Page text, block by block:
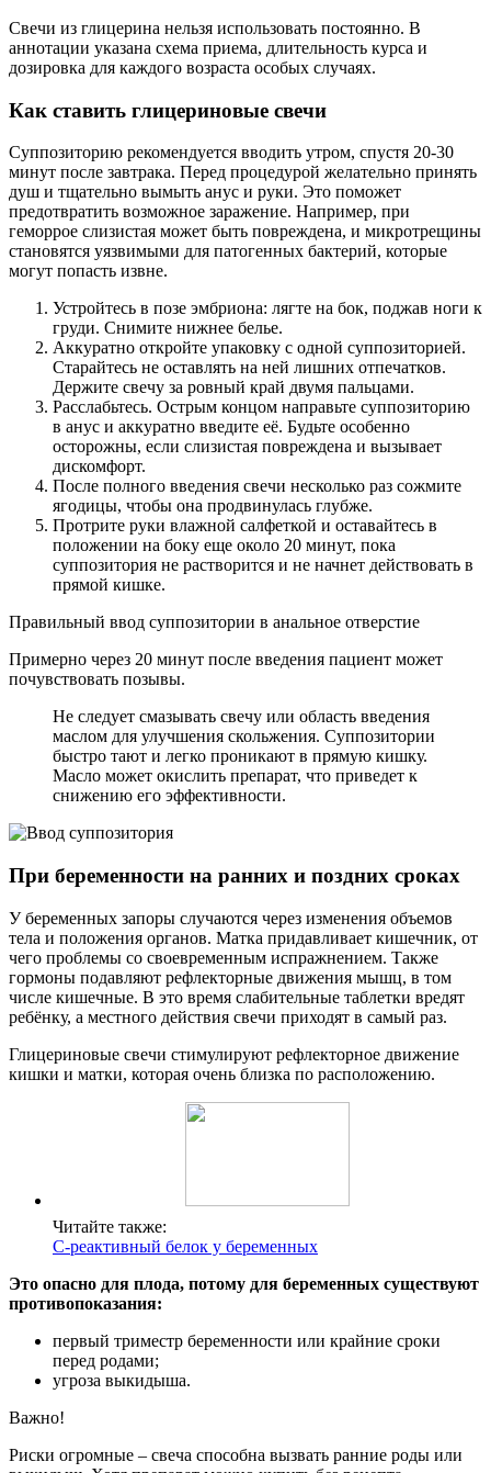
Свечи из глицерина нельзя использовать постоянно. В
аннотации указана схема приема, длительность курса и
дозировка для каждого возраста особых случаях.
Как ставить глицериновые свечи
Суппозиторию рекомендуется вводить утром, спустя 20-30
минут после завтрака. Перед процедурой желательно принять
душ и тщательно вымыть анус и руки. Это поможет
предотвратить возможное заражение. Например, при
геморрое слизистая может быть повреждена, и микротрещины
становятся уязвимыми для патогенных бактерий, которые
могут попасть извне.
Устройтесь в позе эмбриона: лягте на бок, поджав ноги к
груди. Снимите нижнее белье.
Аккуратно откройте упаковку с одной суппозиторией.
Старайтесь не оставлять на ней лишних отпечатков.
Держите свечу за ровный край двумя пальцами.
Расслабьтесь. Острым концом направьте суппозиторию
в анус и аккуратно введите её. Будьте особенно
осторожны, если слизистая повреждена и вызывает
дискомфорт.
После полного введения свечи несколько раз сожмите
ягодицы, чтобы она продвинулась глубже.
Протрите руки влажной салфеткой и оставайтесь в
положении на боку еще около 20 минут, пока
суппозитория не растворится и не начнет действовать в
прямой кишке.
Правильный ввод суппозитории в анальное отверстие
Примерно через 20 минут после введения пациент может
почувствовать позывы.
Не следует смазывать свечу или область введения
маслом для улучшения скольжения. Суппозитории
быстро тают и легко проникают в прямую кишку.
Масло может окислить препарат, что приведет к
снижению его эффективности.
При беременности на ранних и поздних сроках
У беременных запоры случаются через изменения объемов
тела и положения органов. Матка придавливает кишечник, от
чего проблемы со своевременным испражнением. Также
гормоны подавляют рефлекторные движения мышц, в том
числе кишечные. В это время слабительные таблетки вредят
ребёнку, а местного действия свечи приходят в самый раз.
Глицериновые свечи стимулируют рефлекторное движение
кишки и матки, которая очень близка по расположению.
Читайте также:
С-реактивный белок у беременных
Это опасно для плода, потому для беременных существуют
противопоказания:
первый триместр беременности или крайние сроки
перед родами;
угроза выкидыша.
Важно!
Риски огромные – свеча способна вызвать ранние роды или